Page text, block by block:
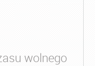
wolnego